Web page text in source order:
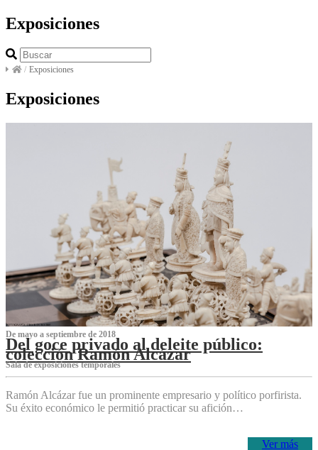
Exposiciones
/ Exposiciones
Exposiciones
De mayo a septiembre de 2018
Del goce privado al deleite público:
colección Ramón Alcázar
Sala de exposiciones temporales
Ramón Alcázar fue un prominente empresario y político porfirista.
Su éxito económico le permitió practicar su afición…
Ver más